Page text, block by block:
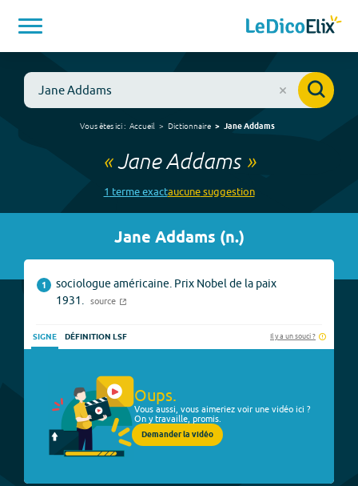
Vous êtes ici : Accueil Dictionnaire Jane Addams
«Jane Addams»
1 termeexactaucunesuggestion
Jane Addams (n.)
1
sociologue américaine. Prix Nobel de la paix
1931.
source
SIGNE DÉFINITION LSF Il y a un souci ?
Oups.
Vous aussi, vous aimeriez voir une vidéo ici ?
On y travaille, promis.
Demander la vidéo